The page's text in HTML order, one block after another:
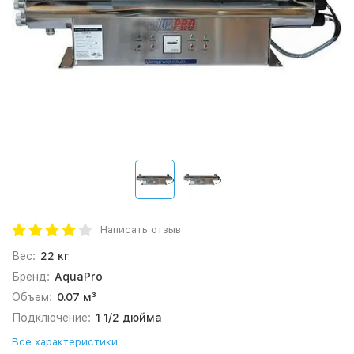
Написать отзыв
Вес: 22 кг
Бренд: AquaPro
Объем: 0.07 м³
Подключение: 1 1/2 дюйма
Все характеристики